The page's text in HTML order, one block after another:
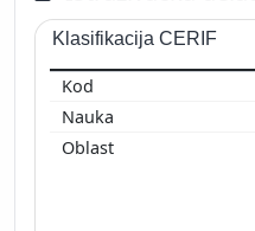
Klasifikacija CERIF